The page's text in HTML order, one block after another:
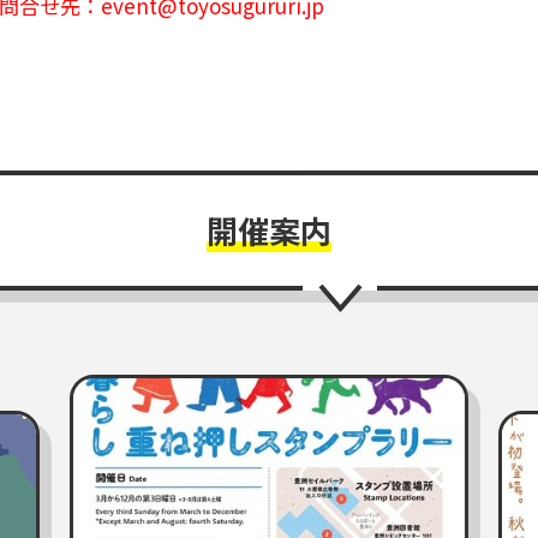
開催案内